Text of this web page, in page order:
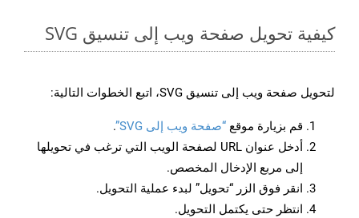
كيفية تحويل صفحة ويب إلى تنسيق SVG
لتحويل صفحة ويب إلى تنسيق SVG، اتبع الخطوات التالية:
قم بزيارة موقع “صفحة ويب إلى SVG”
.
أدخل عنوان URL لصفحة الويب التي ترغب في تحويلها
إلى مربع الإدخال المخصص.
انقر فوق الزر “تحويل” لبدء عملية التحويل.
انتظر حتى يكتمل التحويل.